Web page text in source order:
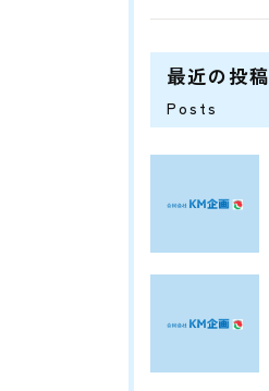
最近の投稿
Posts